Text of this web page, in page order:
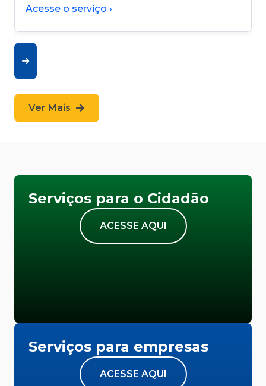
Acesse o serviço ›
Ver Mais
Serviços para o Cidadão
ACESSE AQUI
Serviços para empresas
ACESSE AQUI